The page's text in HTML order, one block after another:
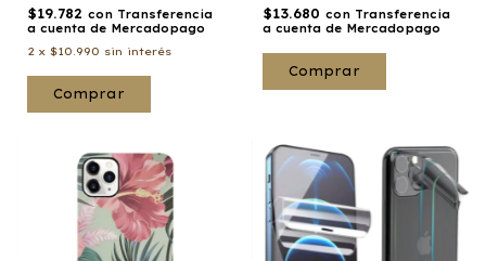
$19.782 con Transferencia
a cuenta de Mercadopago
2 x $10.990 sin interés
Comprar
$13.680 con Transferencia
a cuenta de Mercadopago